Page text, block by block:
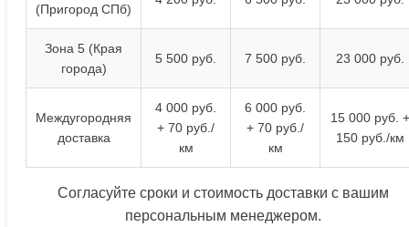
(Пригород СПб)
Зона 5 (Края
города)
5 500 руб. 7 500 руб. 23 000 руб.
Междугородняя
доставка
4 000 руб.
+ 70 руб./
км
6 000 руб.
+ 70 руб./
км
15 000 руб. +
150 руб./км
Согласуйте сроки и стоимость доставки с вашим
персональным менеджером.